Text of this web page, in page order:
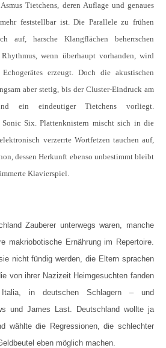
Tietchens, deren Auflage und genaues
feststellbar ist.Die Parallele zu frühen
auf, harsche Klangflächen beherrschen
wenn überhaupt vorhanden, wird
erzeugt. Doch die akustischen
aber stetig, bis der Cluster-Eindruck am
ein eindeutiger Tietchens vorliegt.
Six. Plattenknistern mischt sich in die
verzerrte Wortfetzen tauchen auf,
dessen Herkunft ebenso unbestimmt bleibt
Klavierspiel.
Zauberer unterwegs waren, manche
makriobotische Ernährung im Repertoire.
nicht fündig werden, die Eltern sprachen
von ihrer Nazizeit Heimgesuchten fanden
in deutschen Schlagern – und
und James Last. Deutschland wollte ja
wählte die Regressionen, die schlechter
eben möglich machen.